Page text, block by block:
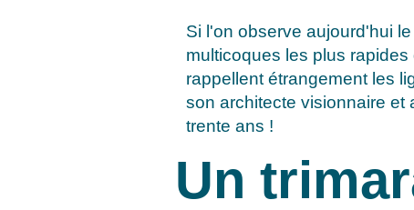
Si l'on observe aujourd'hui
multicoques les plus
rappellent étrangement les
son architecte visionnaire et
trente ans !
Un